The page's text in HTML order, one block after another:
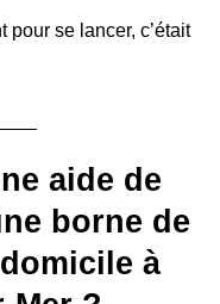
pour se lancer, c’était
aide de
borne de
à